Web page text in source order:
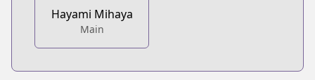
Hayami Mihaya
Main